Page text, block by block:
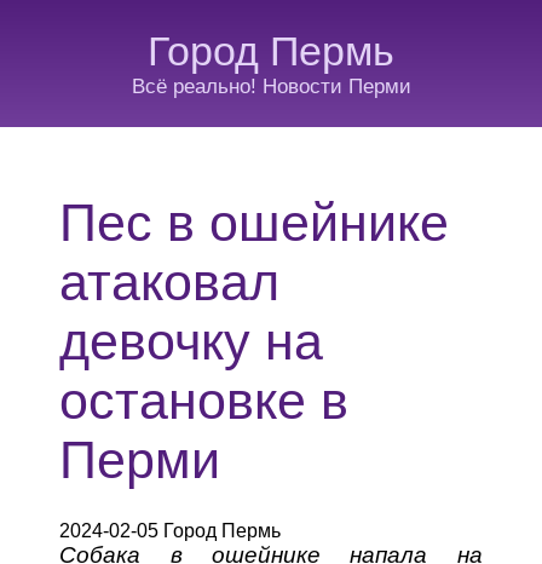
Город Пермь
Всё реально! Новости Перми
Пес в ошейнике
атаковал
девочку на
остановке в
Перми
2024-02-05 Город Пермь
Собака в ошейнике напала на